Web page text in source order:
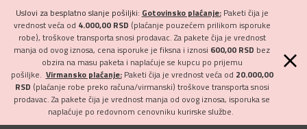
Uslovi za besplatno slanje pošiljki: Gotovinsko plaćanje:Paketi čija je
vrednost veća od 4.000,00 RSD (plaćanje pouzećem prilikom isporuke
robe), troškove transporta snosi prodavac. Za pakete čija je vrednost
manja od ovog iznosa, cena isporuke je fiksna i iznosi 600,00 RSD bez
obzira na masu paketa i naplaćuje se kupcu po prijemu
pošiljke. Virmansko plaćanje:Paketi čija je vrednost veća od 20.000,00
RSD (plaćanje robe preko računa/virmanski) troškove transporta snosi
prodavac. Za pakete čija je vrednost manja od ovog iznosa, isporuka se
naplaćuje po redovnom cenovniku kurirske službe.